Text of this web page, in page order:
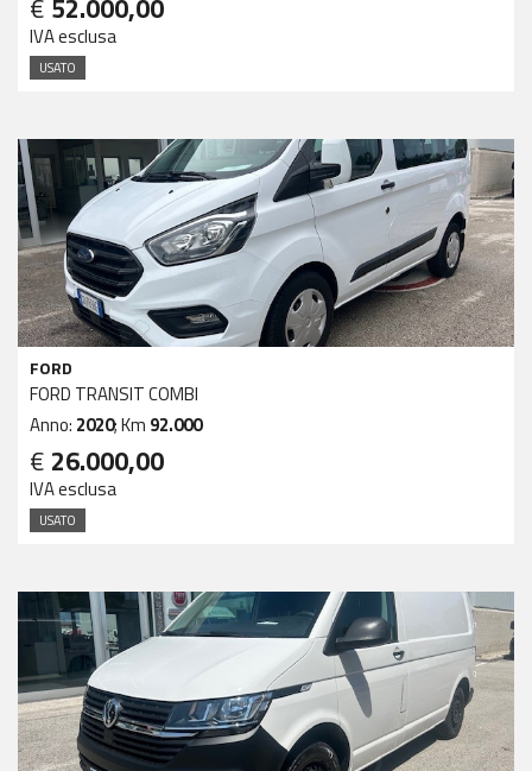
€ 52.000,00
IVA esclusa
USATO
FORD
FORD TRANSIT COMBI
Anno: 2020; Km 92.000
€ 26.000,00
IVA esclusa
USATO